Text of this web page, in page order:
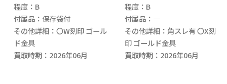
程度：B
付属品：保存袋付
その他詳細：〇W刻印 ゴール
ド金具
買取時期：2026年06月
程度：B
付属品：―
その他詳細：角スレ有 〇X刻
印 ゴールド金具
買取時期：2026年06月